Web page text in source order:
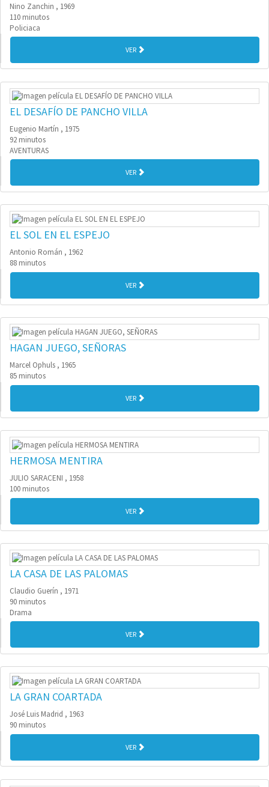
Nino Zanchin , 1969
110 minutos
Policiaca
VER
EL DESAFÍO DE PANCHO VILLA
Eugenio Martín , 1975
92 minutos
AVENTURAS
VER
EL SOL EN EL ESPEJO
Antonio Román , 1962
88 minutos
VER
HAGAN JUEGO, SEÑORAS
Marcel Ophuls , 1965
85 minutos
VER
HERMOSA MENTIRA
JULIO SARACENI , 1958
100 minutos
VER
LA CASA DE LAS PALOMAS
Claudio Guerín , 1971
90 minutos
Drama
VER
LA GRAN COARTADA
José Luis Madrid , 1963
90 minutos
VER